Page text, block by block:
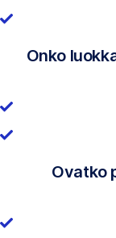
Onko
Ovatko